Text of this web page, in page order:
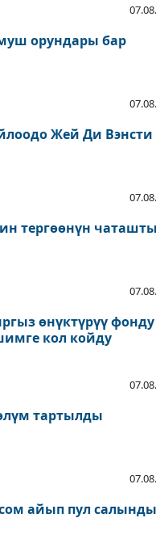
орундары бар
Жей Ди Вэнсти
тергөөнүн
өнүктүрүү фонду
кол койду
тартылды
айып пул салынды